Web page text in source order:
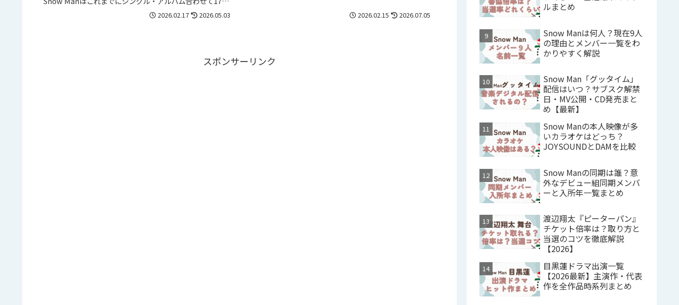
2026.02.17 2026.05.03 2026.02.15 2026.07.05
スポンサーリンク
ルまとめ
Snow Manは何人？現在9人
の理由とメンバー一覧をわ
かりやすく解説
Snow Man「グッタイム」
配信はいつ？サブスク解禁
日・MV公開・CD発売まと
め【最新】
Snow Manの本人映像が多
いカラオケはどっち？
JOYSOUNDとDAMを比較
Snow Manの同期は誰？意
外なデビュー組同期メンバ
ーと入所年一覧まとめ
渡辺翔太『ピーターパン』
チケット倍率は？取り方と
当選のコツを徹底解説
【2026】
目黒蓮ドラマ出演一覧
【2026最新】主演作・代表
作を全作品時系列まとめ